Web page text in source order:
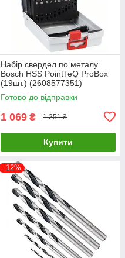
Набір свердел по металу
Bosch HSS PointTeQ ProBox
(19шт.) (2608577351)
Готово до відправки
1 069 ₴ 1 251 ₴
Купити
–12%